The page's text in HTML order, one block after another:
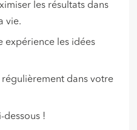
les résultats dans
vie.
expérience les idées
régulièrement dans votre
dessous !